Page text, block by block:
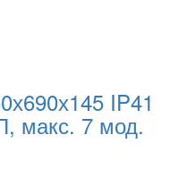
IP41
макс. 7 мод.